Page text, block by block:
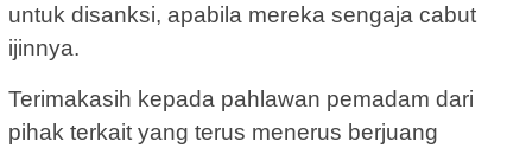
untuk disanksi, apabila mereka sengaja cabut
ijinnya.
Terimakasih kepada pahlawan pemadam dari
pihak terkait yang terus menerus berjuang